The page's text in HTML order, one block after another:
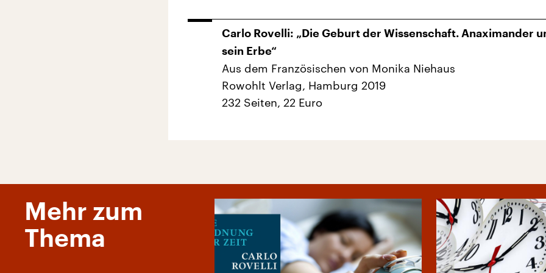
Carlo Rovelli: „Die Geburt der Wissenschaft. Anaximander
sein Erbe“
Aus dem Französischen von Monika Niehaus
Rowohlt Verlag, Hamburg 2019
232 Seiten, 22 Euro
Mehr zum
Thema